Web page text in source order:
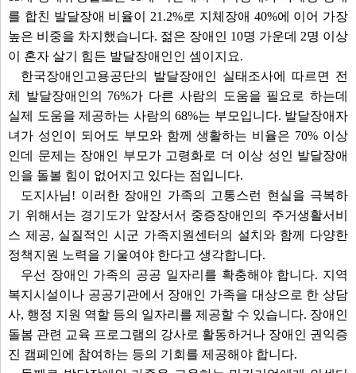
를 합친 발달장애 비율이 21.2%로 지체장애 40%에 이어 가장
높은 비중을 차지했습니다. 젊은 장애인 10명 가운데 2명 이상
이 혼자 살기 힘든 발달장애인인 셈이지요.
한국장애인고용공단의 발달장애인 실태조사에 따르면 전
체 발달장애인의 76%가 다른 사람의 도움을 필요로 하는데
실제 도움을 제공하는 사람의 68%는 부모입니다. 발달장애자
녀가 성인이 되어도 부모와 함께 생활하는 비율은 70% 이상
인데 문제는 장애인 부모가 고령화로 더 이상 성인 발달장애
인을 돌볼 힘이 없어지고 있다는 점입니다.
도지사님! 이러한 장애인 가족의 고통스런 현실을 극복하
기 위해서는 경기도가 앞장서서 중증장애인의 주거생활서비
스 제공, 실질적인 시군 가족지원센터의 설치와 함께 다양한
정책지원 노력을 기울여야 한다고 생각합니다.
우선 장애인 가족의 공공 일자리를 확충해야 합니다. 지역
복지시설이나 공공기관에서 장애인 가족을 대상으로 한 상담
사, 행정 지원 역할 등의 일자리를 제공할 수 있습니다. 장애인
돌봄 관련 교육 프로그램의 강사로 활동하거나 장애인 권익증
진 캠페인에 참여하는 등의 기회를 제공해야 합니다.